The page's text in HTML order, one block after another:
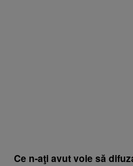
Ce n-aţi avut voie să